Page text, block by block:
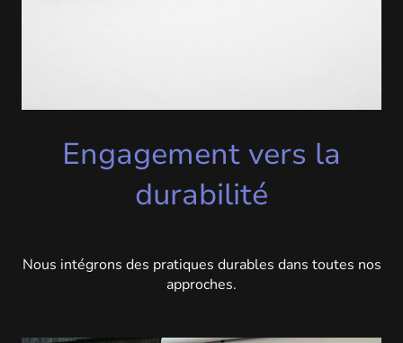
Engagement vers la
durabilité
Nous intégrons des pratiques durables dans toutes nos
approches.